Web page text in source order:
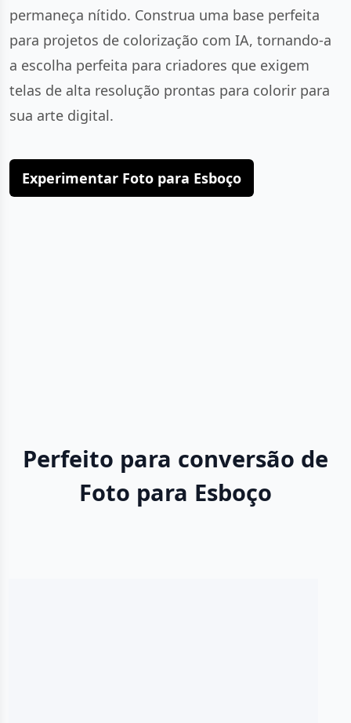
permaneça nítido. Construa uma base perfeita
para projetos de colorização com IA, tornando-a
a escolha perfeita para criadores que exigem
telas de alta resolução prontas para colorir para
sua arte digital.
Experimentar Foto para Esboço
Perfeito para conversão de
Foto para Esboço